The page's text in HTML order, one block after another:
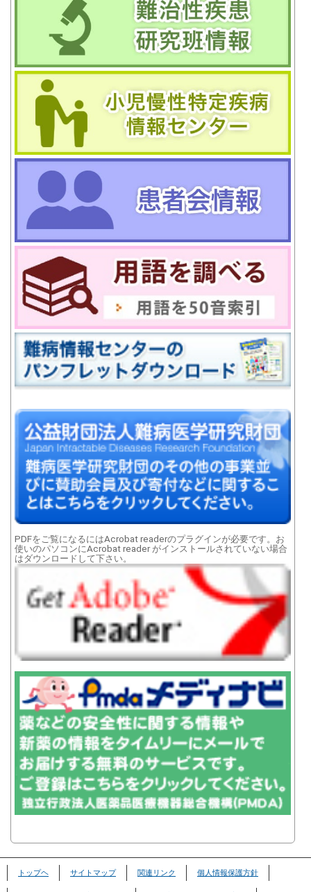
PDFをご覧になるにはAcrobat readerのプラグインが必要です。お
使いのパソコンにAcrobat reader がインストールされていない場合
はダウンロードして下さい。
トップヘ サイトマップ 関連リンク 個人情報保護方針